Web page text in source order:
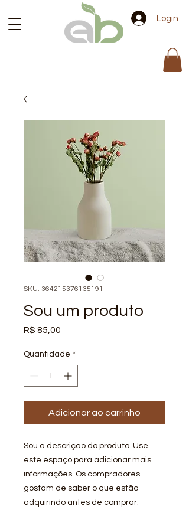
Login
SKU: 364215376135191
Sou um produto
R$ 85,00
Quantidade *
Adicionar ao carrinho
Sou a descrição do produto. Use
este espaço para adicionar mais
informações. Os compradores
gostam de saber o que estão
adquirindo antes de comprar.